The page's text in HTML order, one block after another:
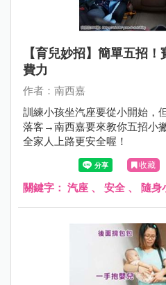
【育兒妙招】簡單五招
費力
作者：南西嘉
訓練小孩坐汽座要從小開始，
落客→南西嘉要來教你五招小
全家人上路更安全喔！
收藏
關鍵字： 汽座 、 安全 、 隨身